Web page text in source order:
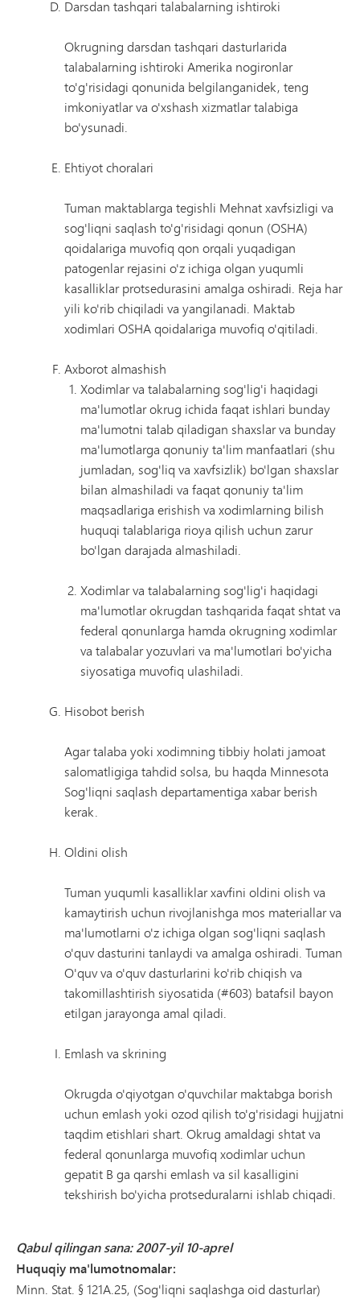
Darsdan tashqari talabalarning ishtiroki
Okrugning darsdan tashqari dasturlarida
talabalarning ishtiroki Amerika nogironlar
to'g'risidagi qonunida belgilanganidek, teng
imkoniyatlar va o'xshash xizmatlar talabiga
bo'ysunadi.
Ehtiyot choralari
Tuman maktablarga tegishli Mehnat xavfsizligi va
sog'liqni saqlash to'g'risidagi qonun (OSHA)
qoidalariga muvofiq qon orqali yuqadigan
patogenlar rejasini o'z ichiga olgan yuqumli
kasalliklar protsedurasini amalga oshiradi. Reja har
yili ko'rib chiqiladi va yangilanadi. Maktab
xodimlari OSHA qoidalariga muvofiq o'qitiladi.
Axborot almashish
Xodimlar va talabalarning sog'lig'i haqidagi
ma'lumotlar okrug ichida faqat ishlari bunday
ma'lumotni talab qiladigan shaxslar va bunday
ma'lumotlarga qonuniy ta'lim manfaatlari (shu
jumladan, sog'liq va xavfsizlik) bo'lgan shaxslar
bilan almashiladi va faqat qonuniy ta'lim
maqsadlariga erishish va xodimlarning bilish
huquqi talablariga rioya qilish uchun zarur
bo'lgan darajada almashiladi.
Xodimlar va talabalarning sog'lig'i haqidagi
ma'lumotlar okrugdan tashqarida faqat shtat va
federal qonunlarga hamda okrugning xodimlar
va talabalar yozuvlari va ma'lumotlari bo'yicha
siyosatiga muvofiq ulashiladi.
Hisobot berish
Agar talaba yoki xodimning tibbiy holati jamoat
salomatligiga tahdid solsa, bu haqda Minnesota
Sog'liqni saqlash departamentiga xabar berish
kerak.
Oldini olish
Tuman yuqumli kasalliklar xavfini oldini olish va
kamaytirish uchun rivojlanishga mos materiallar va
ma'lumotlarni o'z ichiga olgan sog'liqni saqlash
o'quv dasturini tanlaydi va amalga oshiradi. Tuman
O'quv va o'quv dasturlarini ko'rib chiqish va
takomillashtirish siyosatida (#603) batafsil bayon
etilgan jarayonga amal qiladi.
Emlash va skrining
Okrugda o'qiyotgan o'quvchilar maktabga borish
uchun emlash yoki ozod qilish to'g'risidagi hujjatni
taqdim etishlari shart. Okrug amaldagi shtat va
federal qonunlarga muvofiq xodimlar uchun
gepatit B ga qarshi emlash va sil kasalligini
tekshirish bo'yicha protseduralarni ishlab chiqadi.
Qabul qilingan sana: 2007-yil 10-aprel
Huquqiy ma'lumotnomalar:
Minn. Stat. § 121A.25, (Sog'liqni saqlashga oid dasturlar)